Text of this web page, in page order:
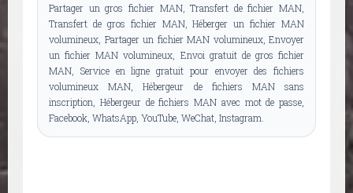
Partager un gros fichier MAN, Transfert de fichier MAN,
Transfert de gros fichier MAN, Héberger un fichier MAN
volumineux, Partager un fichier MAN volumineux, Envoyer
un fichier MAN volumineux, Envoi gratuit de gros fichier
MAN, Service en ligne gratuit pour envoyer des fichiers
volumineux MAN, Hébergeur de fichiers MAN sans
inscription, Hébergeur de fichiers MAN avec mot de passe,
Facebook, WhatsApp, YouTube, WeChat, Instagram.